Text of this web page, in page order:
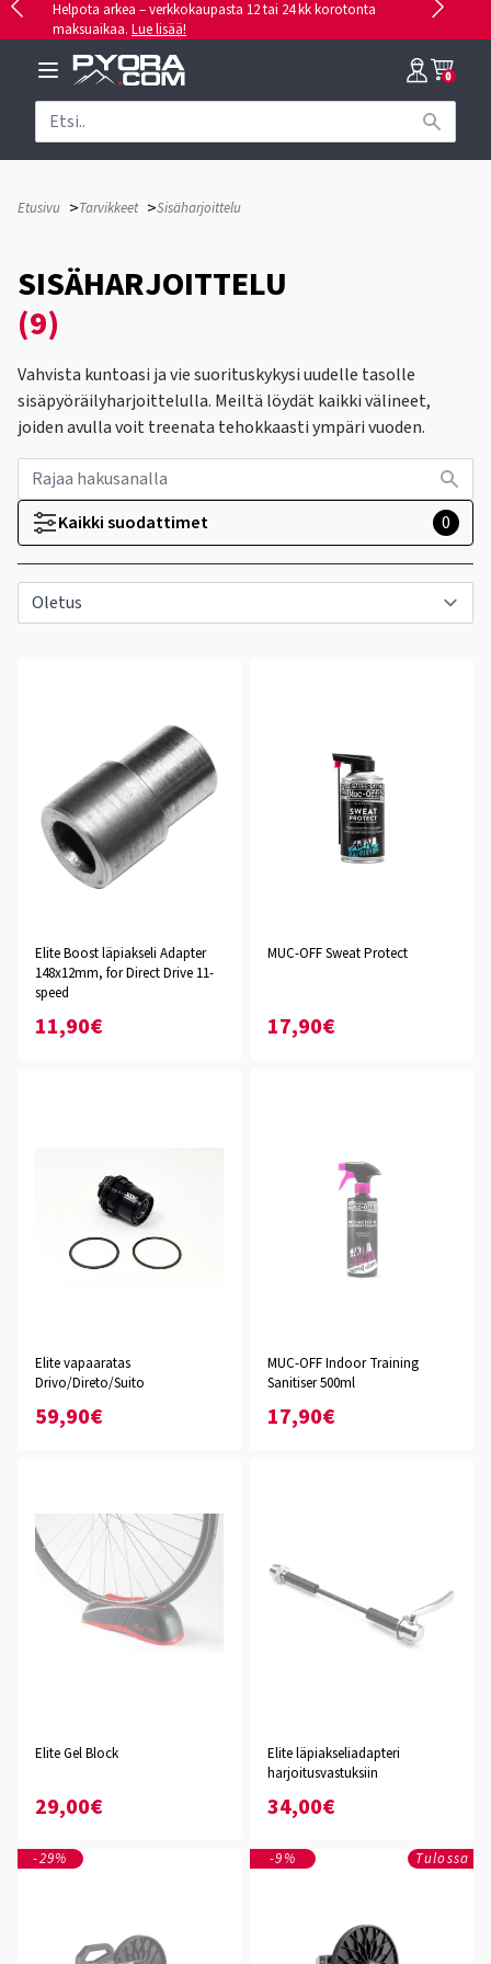
Helpota arkea – verkkokaupasta 12 tai 24 kk korotonta
maksuaikaa. Lue lisää!
0
Etusivu >Tarvikkeet >Sisäharjoittelu
SISÄHARJOITTELU
(9)
Vahvista kuntoasi ja vie suorituskykysi uudelle tasolle
sisäpyöräilyharjoittelulla. Meiltä löydät kaikki välineet,
joiden avulla voit treenata tehokkaasti ympäri vuoden.
Kaikki suodattimet 0
Elite Boost läpiakseli Adapter
148x12mm, for Direct Drive 11-
speed
11,90€
MUC-OFF Sweat Protect
17,90€
Elite vapaaratas
Drivo/Direto/Suito
59,90€
MUC-OFF Indoor Training
Sanitiser 500ml
17,90€
Elite Gel Block
29,00€
Elite läpiakseliadapteri
harjoitusvastuksiin
34,00€
-29% -9% Tulossa